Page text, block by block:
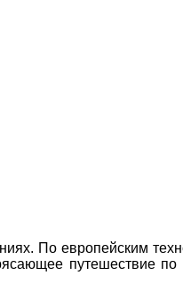
По европейским
путешествие